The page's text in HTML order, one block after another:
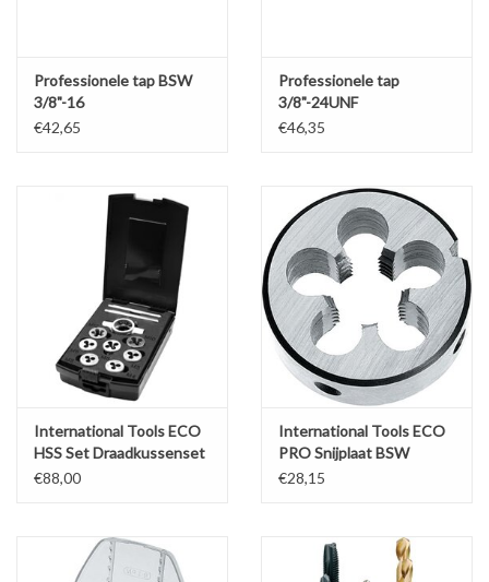
Professionele tap BSW
3/8"-16
€42,65
Professionele tap
3/8"-24UNF
€46,35
International Tools ECO
HSS Set Draadkussenset
M3-M12
€88,00
International Tools ECO
PRO Snijplaat BSW
€28,15